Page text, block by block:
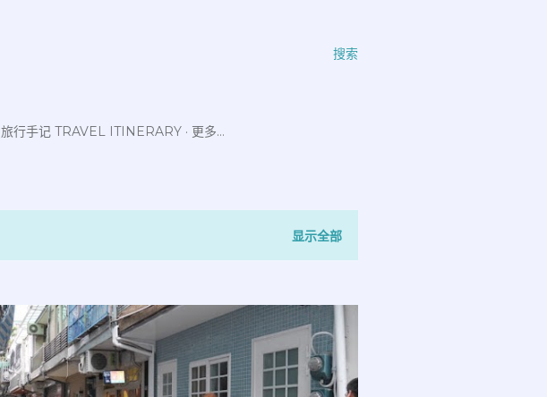
搜索
旅行手记 TRAVEL ITINERARY 更多…
显示全部